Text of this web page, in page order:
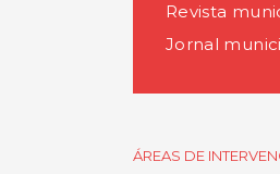
Revista
Jornal
ÁREAS DE